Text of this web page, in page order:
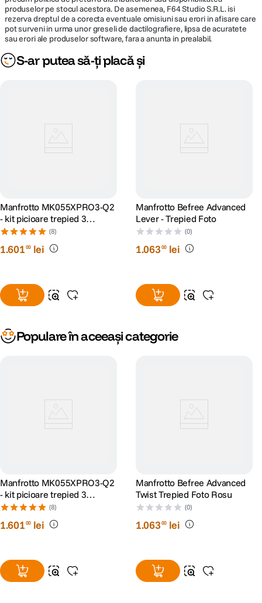
produselor pe stocul acestora. De asemenea, F64 Studio S.R.L. isi
rezerva dreptul de a corecta eventuale omisiuni sau erori in afisare care
pot surveni in urma unor greseli de dactilografiere, lipsa de acuratete
sau erori ale produselor software, fara a anunta in prealabil.
S-ar putea să-ți placă și
Manfrotto MK055XPRO3-Q2
- kit picioare trepied 3
sectiuni + cap bila
(8)
1.60100 lei
Manfrotto Befree Advanced
Lever - Trepied Foto
(0)
1.06300 lei
Populare în aceeași categorie
Manfrotto MK055XPRO3-Q2
- kit picioare trepied 3
sectiuni + cap bila
(8)
1.60100 lei
Manfrotto Befree Advanced
Twist Trepied Foto Rosu
(0)
1.06300 lei